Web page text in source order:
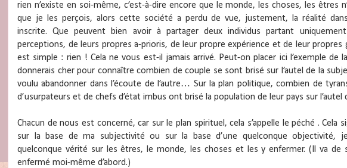
rien n’existe en soi-même, c’est-à-dire encore que le monde, les choses, les êtres
que je les perçois, alors cette société a perdu de vue, justement, la réalité dans
inscrite. Que peuvent bien avoir à partager deux individus partant
perceptions, de leurs propres a-prioris, de leur propre expérience et de leur propres
est simple : rien ! Cela ne vous est-il jamais arrivé. Peut-on placer ici l’exemple de
donnerais cher pour connaître combien de couple se sont brisé sur l’autel de la
voulu abandonner dans l’écoute de l’autre… Sur la plan politique, combien de
d’usurpateurs et de chefs d’état imbus ont brisé la population de leur pays sur
Chacun de nous est concerné, car sur le plan spirituel, cela s’appelle le péché . Cela
sur la base de ma subjectivité ou sur la base d’une quelconque objectivité,
quelconque vérité sur les êtres, le monde, les choses et les y enfermer. (Il va de
enfermé moi-même d’abord.)